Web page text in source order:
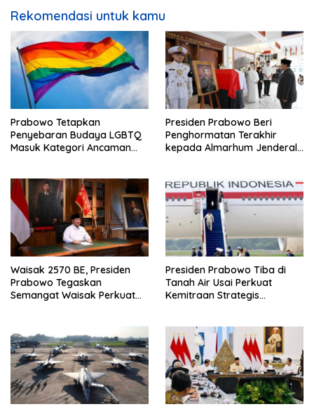
Rekomendasi untuk kamu
Prabowo Tetapkan
Penyebaran Budaya LGBTQ
Masuk Kategori Ancaman
Presiden Prabowo Beri
Penghormatan Terakhir
kepada Almarhum Jenderal
Waisak 2570 BE, Presiden
Prabowo Tegaskan
Semangat Waisak Perkuat
Presiden Prabowo Tiba di
Tanah Air Usai Perkuat
Kemitraan Strategis